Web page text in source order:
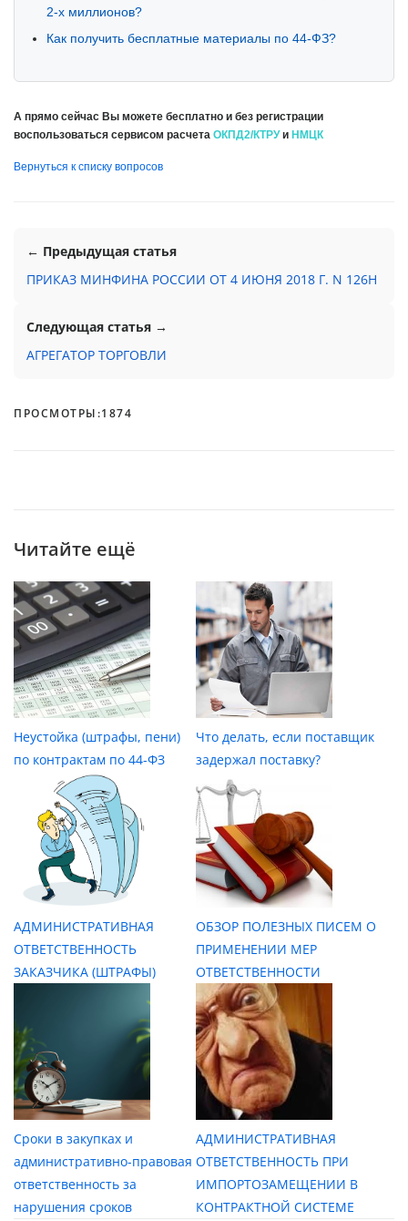
2-х миллионов?
Как получить бесплатные материалы по 44-ФЗ?
А прямо сейчас Вы можете бесплатно и без регистрации
воспользоваться сервисом расчета ОКПД2/КТРУи НМЦК
Вернуться к списку вопросов
← Предыдущая статья
ПРИКАЗ МИНФИНА РОССИИ ОТ 4 ИЮНЯ 2018 Г. N 126Н
Следующая статья →
АГРЕГАТОР ТОРГОВЛИ
ПРОСМОТРЫ:1874
Читайте ещё
Неустойка (штрафы, пени)
по контрактам по 44-ФЗ
Что делать, если поставщик
задержал поставку?
АДМИНИСТРАТИВНАЯ
ОТВЕТСТВЕННОСТЬ
ЗАКАЗЧИКА (ШТРАФЫ)
ОБЗОР ПОЛЕЗНЫХ ПИСЕМ О
ПРИМЕНЕНИИ МЕР
ОТВЕТСТВЕННОСТИ
Сроки в закупках и
административно-правовая
ответственность за
нарушения сроков
АДМИНИСТРАТИВНАЯ
ОТВЕТСТВЕННОСТЬ ПРИ
ИМПОРТОЗАМЕЩЕНИИ В
КОНТРАКТНОЙ СИСТЕМЕ